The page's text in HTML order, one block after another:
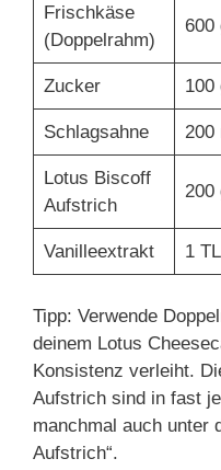
Frischkäse
(Doppelrahm)
600
Zucker 100
Schlagsahne 200
Lotus Biscoff
Aufstrich
200
Vanilleextrakt 1 TL
Tipp: Verwende
deinem Lotus
Konsistenz verleiht.
Aufstrich sind in fast
manchmal auch unter
Aufstrich“.